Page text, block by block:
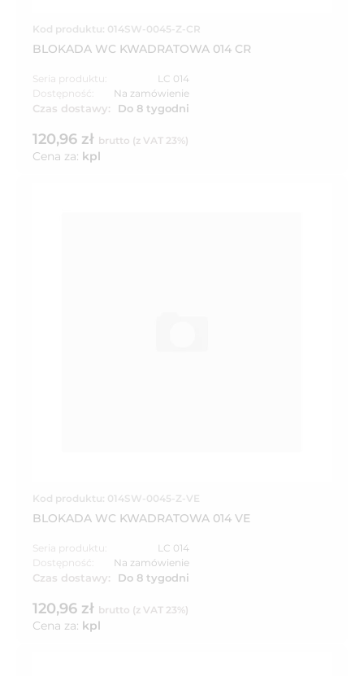
Kod produktu: 014SW-0045-Z-CR
BLOKADA WC KWADRATOWA 014 CR
Seria produktu:
LC 014
Dostępność:
Na zamówienie
Czas dostawy: Do 8 tygodni
120,96 zł brutto (z VAT 23%)
Cena za: kpl
Kod produktu: 014SW-0045-Z-VE
BLOKADA WC KWADRATOWA 014 VE
Seria produktu:
LC 014
Dostępność:
Na zamówienie
Czas dostawy: Do 8 tygodni
120,96 zł brutto (z VAT 23%)
Cena za: kpl